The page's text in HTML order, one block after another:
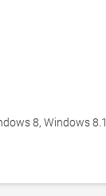
8, Windows 8.1